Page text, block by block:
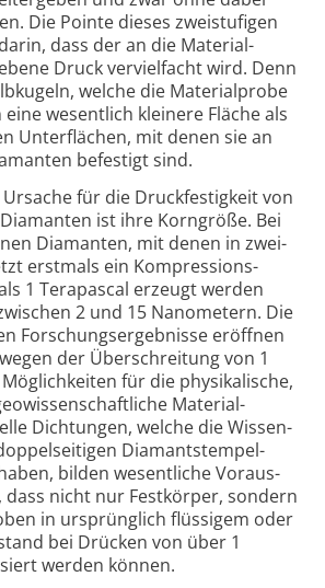
Die Pointe dieses zweistufigen
dass der an die Material­
Druck verviel­facht wird. Denn
welche die Material­probe
wesentlich kleinere Fläche als
Unter­flächen, mit denen sie an
befestigt sind.
für die Druck­festigkeit von
ist ihre Korngröße. Bei
Diamanten, mit denen in zwei­
erstmals ein Kompressions­
1 Terapascal erzeugt werden
2 und 15 Nanometern. Die
Forschungs­ergebnisse eröffnen
der Über­schreitung von 1
für die physika­lische,
Material­
Dichtungen, welche die Wissen­
Diamant­stempel­
bilden wesentliche Voraus­
nicht nur Festkörper, sondern
in ursprüng­lich flüssigem oder
bei Drücken von über 1
werden können.